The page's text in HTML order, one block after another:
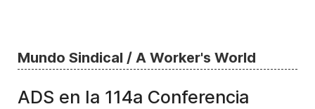
Mundo Sindical / A Worker's World
ADS en la 114a Conferencia